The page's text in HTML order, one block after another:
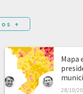
+
Mapa
28/10/